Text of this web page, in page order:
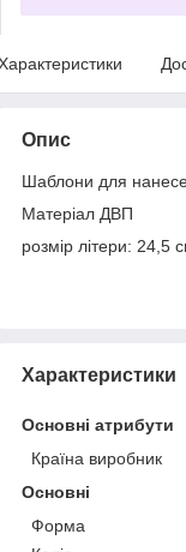
Опис
Шаблони для
Матеріал ДВП
розмір літери: 24,5
Характеристики
Основні атрибути
Країна виробник
Основні
Форма